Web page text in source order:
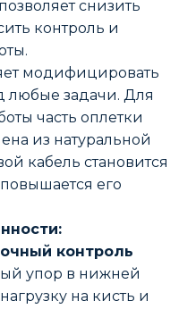
снизить
контроль и
модифицировать
любые задачи. Для
часть оплетки
из натуральной
кабель становится
его
контроль
упор в нижней
на кисть и